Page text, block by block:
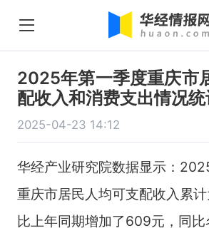
2025年第一季度重庆市
配收入和消费支出情况
2025-04-23 14:12
华经产业研究院数据显示：
重庆市居民人均可支配收入累
比上年同期增加了609元，同比